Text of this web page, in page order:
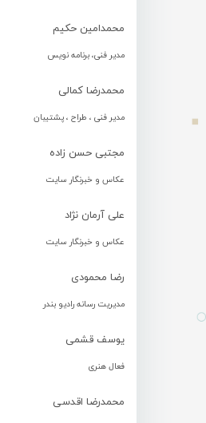
محمدامین حکیم
مدیر فنی، برنامه نویس
محمدرضا کمالی
مدیر فنی ، طراح ، پشتیبان
مجتبی حسن زاده
عکاس و خبرنگار سایت
علی آرمان نژاد
عکاس و خبرنگار سایت
رضا محمودی
مدیریت رسانه رادیو بندر
یوسف قشمی
فعال هنری
محمدرضا اقدسی